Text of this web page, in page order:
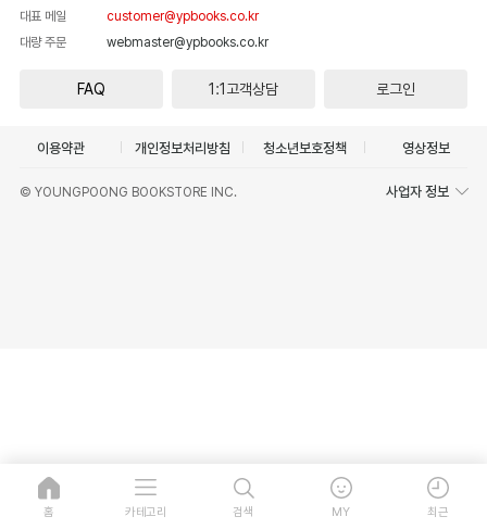
대표 메일
customer@ypbooks.co.kr
대량 주문
webmaster@ypbooks.co.kr
FAQ 1:1고객상담 로그인
이용약관 개인정보처리방침 청소년보호정책 영상정보
© YOUNGPOONG BOOKSTORE INC. 사업자 정보
홈 카테고리 검색 MY 최근